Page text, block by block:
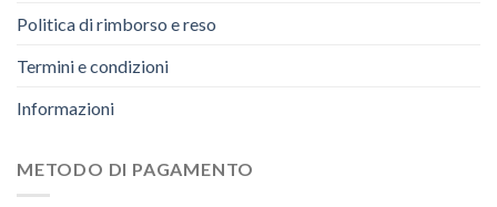
Politica di rimborso e reso
Termini e condizioni
Informazioni
METODO DI PAGAMENTO